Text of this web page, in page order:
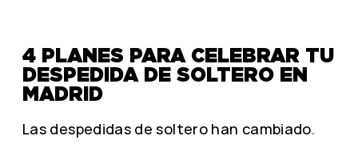
4 PLANES PARA CELEBRAR TU
DESPEDIDA DE SOLTERO EN
MADRID
Las despedidas de soltero han cambiado.